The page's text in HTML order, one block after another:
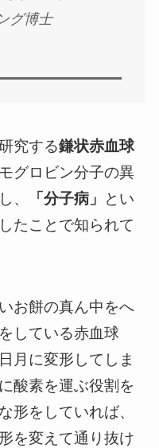
グ博士
究する鎌状赤血球
グロビン分子の異
、
「分子病」
とい
たことで知られて
お餅の真ん中をへ
している赤血球
月に変形してしま
酸素を運ぶ役割を
形をしていれば、
を変えて通り抜け